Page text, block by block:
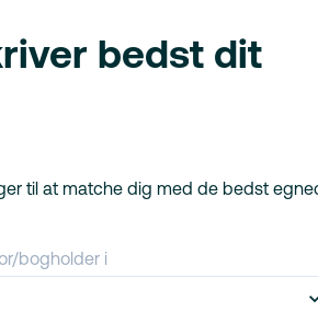
bedst dit
til at matche dig med de bedst
bogholder i